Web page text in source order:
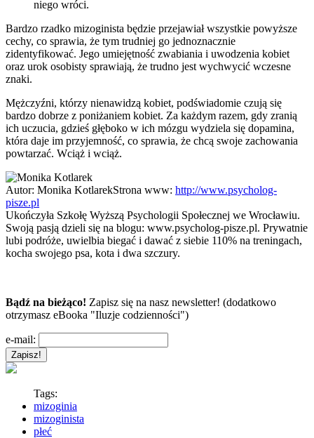
niego wróci.
Bardzo rzadko mizoginista będzie przejawiał wszystkie powyższe
cechy, co sprawia, że tym trudniej go jednoznacznie
zidentyfikować. Jego umiejętność zwabiania i uwodzenia kobiet
oraz urok osobisty sprawiają, że trudno jest wychwycić wczesne
znaki.
Mężczyźni, którzy nienawidzą kobiet, podświadomie czują się
bardzo dobrze z poniżaniem kobiet. Za każdym razem, gdy zranią
ich uczucia, gdzieś głęboko w ich mózgu wydziela się dopamina,
która daje im przyjemność, co sprawia, że chcą swoje zachowania
powtarzać. Wciąż i wciąż.
Autor: Monika KotlarekStrona www: http://www.psycholog-
pisze.pl
Ukończyła Szkołę Wyższą Psychologii Społecznej we Wrocławiu.
Swoją pasją dzieli się na blogu: www.psycholog-pisze.pl. Prywatnie
lubi podróże, uwielbia biegać i dawać z siebie 110% na treningach,
kocha swojego psa, kota i dwa szczury.
Bądź na bieżąco! Zapisz się na nasz newsletter! (dodatkowo
otrzymasz eBooka "Iluzje codzienności")
e-mail:
Tags:
mizoginia
mizoginista
płeć